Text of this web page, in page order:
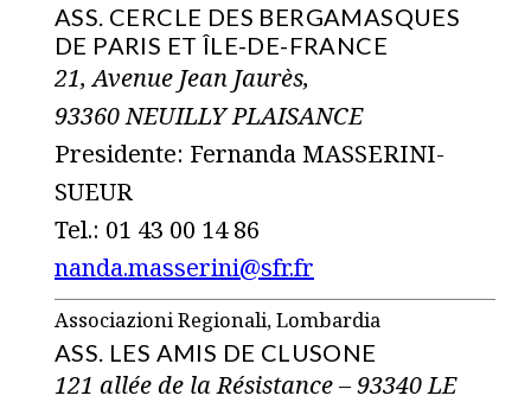
ASS. CERCLE DES BERGAMASQUES
DE PARIS ET ÎLE-DE-FRANCE
21, Avenue Jean Jaurès,
93360 NEUILLY PLAISANCE
Presidente: Fernanda MASSERINI-
SUEUR
Tel.: 01 43 00 14 86
nanda.masserini@sfr.fr
Associazioni Regionali, Lombardia
ASS. LES AMIS DE CLUSONE
121 allée de la Résistance – 93340 LE